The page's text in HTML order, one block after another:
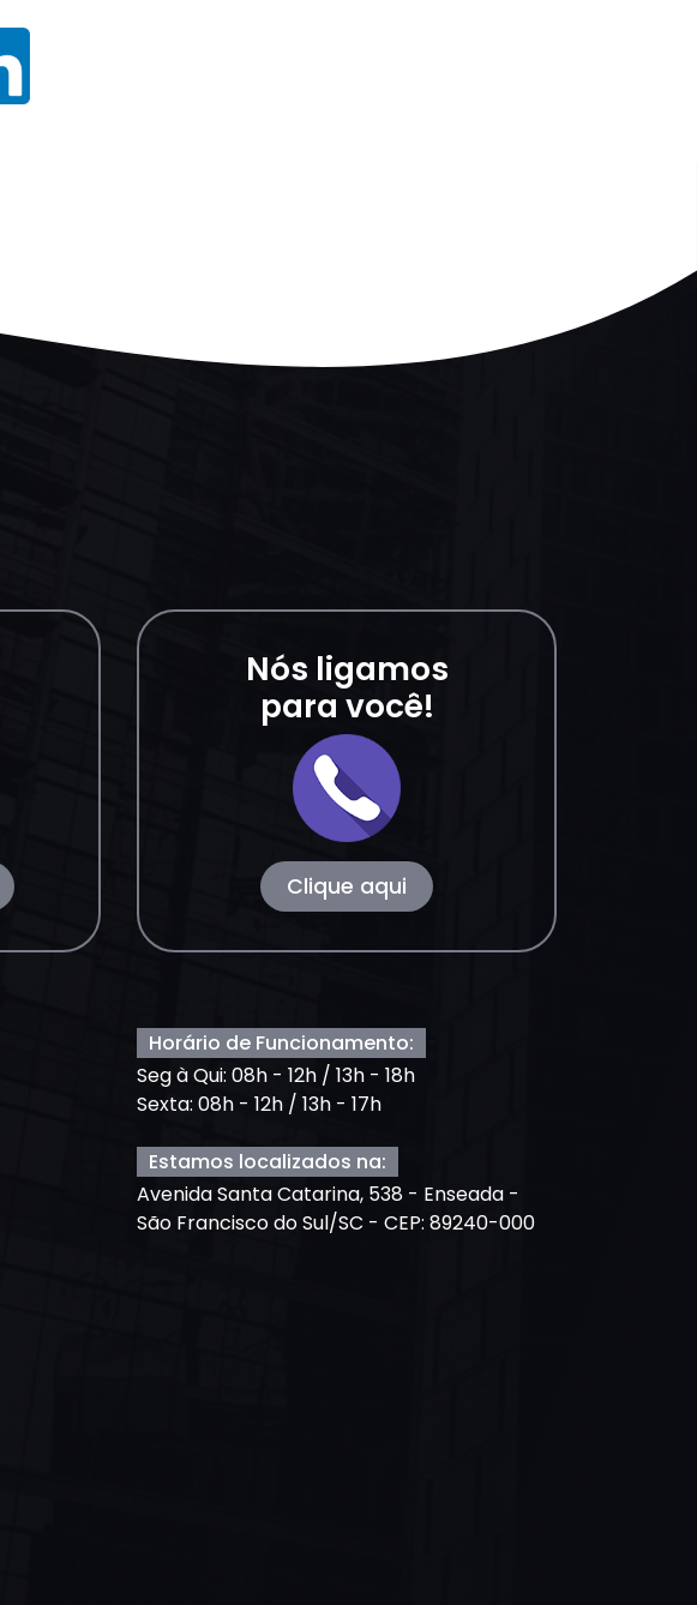
Nós ligamos
para você!
Clique aqui
Horário de Funcionamento:
Seg à Qui: 08h - 12h / 13h - 18h
Sexta: 08h - 12h / 13h - 17h
Estamos localizados na:
Avenida Santa Catarina, 538 - Enseada -
São Francisco do Sul/SC - CEP: 89240-000